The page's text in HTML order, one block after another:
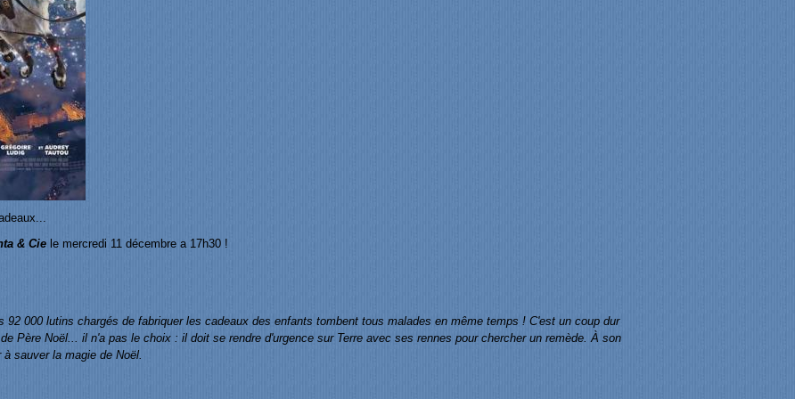
& Ciele mercredi 11 décembre a 17h30 !
92 000 lutins chargés de fabriquer les cadeaux des enfants tombent tous malades en même temps ! C'est un coup dur
Père Noël... il n'a pas le choix : il doit se rendre d'urgence sur Terre avec ses rennes pour chercher un remède. À son
sauver la magie de Noël.